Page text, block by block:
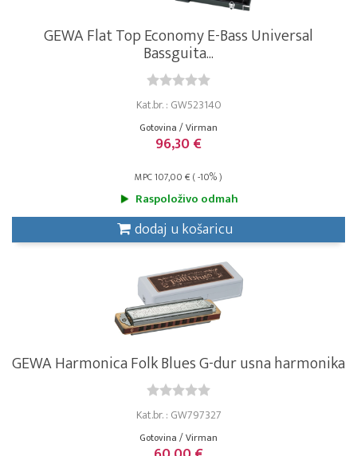
GEWA Flat Top Economy E-Bass Universal
Bassguita...
Kat.br. : GW523140
Gotovina / Virman
96,30 €
MPC 107,00 € ( -10% )
Raspoloživo odmah
dodaj u košaricu
GEWA Harmonica Folk Blues G-dur usna harmonika
Kat.br. : GW797327
Gotovina / Virman